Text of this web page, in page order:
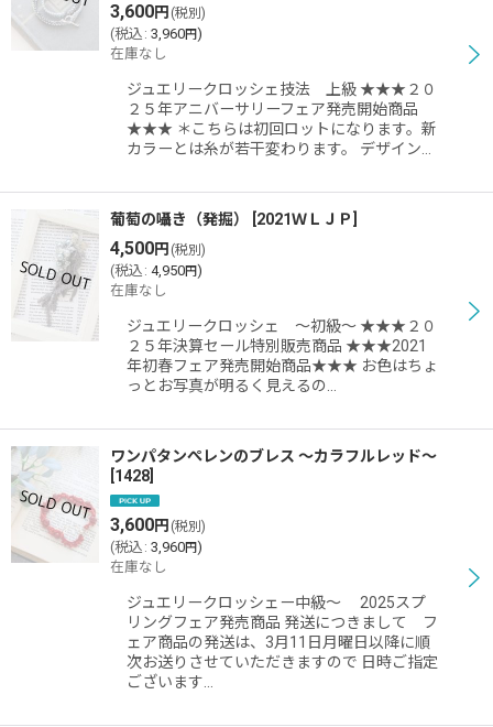
3,600円 (税別)
(税込 : 3,960円)
在庫なし
ジュエリークロッシェ技法 上級 ★★★２０
２５年アニバーサリーフェア発売開始商品
★★★ ＊こちらは初回ロットになります。新
カラーとは糸が若干変わります。 デザイン…
葡萄の囁き（発掘） 2021ＷＬＪＰ
4,500円 (税別)
(税込 : 4,950円)
在庫なし
ジュエリークロッシェ 〜初級〜 ★★★２０
２５年決算セール特別販売商品 ★★★2021
年初春フェア発売開始商品★★★ お色はちょ
っとお写真が明るく見えるの…
ワンパタンぺレンのブレス 〜カラフルレッド〜
1428
3,600円 (税別)
(税込 : 3,960円)
在庫なし
ジュエリークロッシェー中級〜 2025スプ
リングフェア発売商品 発送につきまして フ
ェア商品の発送は、3月11日月曜日以降に順
次お送りさせていただきますので 日時ご指定
ございます…